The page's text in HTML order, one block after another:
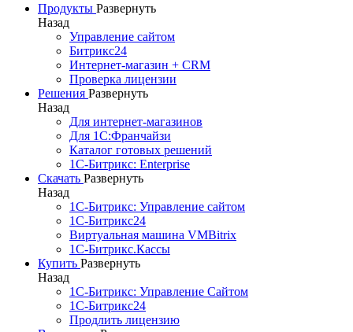
Продукты Развернуть
Назад
Управление сайтом
Битрикс24
Интернет-магазин + CRM
Проверка лицензии
Решения Развернуть
Назад
Для интернет-магазинов
Для 1С:Франчайзи
Каталог готовых решений
1С-Битрикс: Enterprise
Скачать Развернуть
Назад
1С-Битрикс: Управление сайтом
1C-Битрикс24
Виртуальная машина VMBitrix
1С-Битрикс.Кассы
Купить Развернуть
Назад
1C-Битрикс: Управление Сайтом
1C-Битрикс24
Продлить лицензию